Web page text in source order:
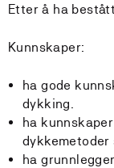
Etter å ha
Kunnskaper:
ha gode
dykking.
ha
dykkemetoder
ha